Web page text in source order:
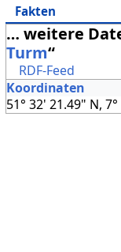
Fakten
… weitere
Turm“
RDF-Feed
Koordinaten
51° 32' 21.49" N,